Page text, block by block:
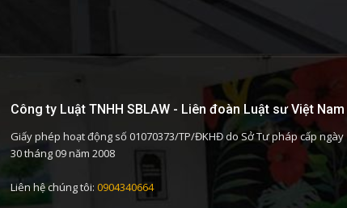
Công ty Luật TNHH SBLAW - Liên đoàn Luật sư Việt Nam
Giấy phép hoạt động số 01070373/TP/ĐKHĐ do Sở Tư pháp cấp ngày
30 tháng 09 năm 2008
Liên hệ chúng tôi: 0904340664